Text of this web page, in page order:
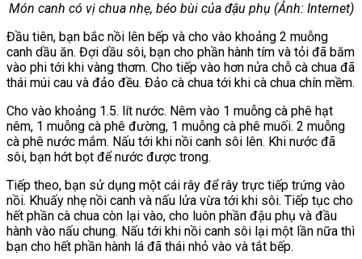
Món canh có vị chua nhẹ, béo bùi của đậu phụ (Ảnh: Internet)
Đầu tiên, bạn bắc nồi lên bếp và cho vào khoảng 2 muỗng
canh dầu ăn. Đợi dầu sôi, bạn cho phần hành tím và tỏi đã băm
vào phi tới khi vàng thơm. Cho tiếp vào hơn nửa chỗ cà chua đã
thái múi cau và đảo đều. Đảo cà chua tới khi cà chua chín mềm.
Cho vào khoảng 1.5. lít nước. Nêm vào 1 muỗng cà phê hạt
nêm, 1 muỗng cà phê đường, 1 muỗng cà phê muối. 2 muỗng
cà phê nước mắm. Nấu tới khi nồi canh sôi lên. Khi nước đã
sôi, bạn hớt bọt để nước được trong.
Tiếp theo, bạn sử dụng một cái rây để rây trực tiếp trứng vào
nồi. Khuấy nhẹ nồi canh và nấu lửa vừa tới khi sôi. Tiếp tục cho
hết phần cà chua còn lại vào, cho luôn phần đậu phụ và đầu
hành vào nấu chung. Nấu tới khi nồi canh sôi lại một lần nữa thì
bạn cho hết phần hành lá đã thái nhỏ vào và tắt bếp.